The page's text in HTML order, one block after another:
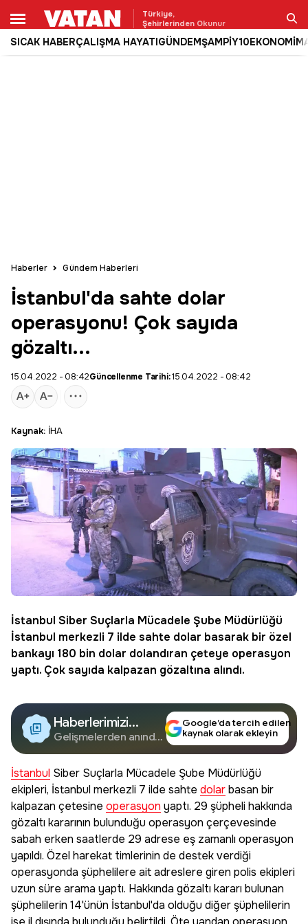
Türkiye,
Şehirlerinden Okunur
SICAK HABERÇALIŞMA HAYATIGÜNDEMŞAMPİY10EKONOMİ
Ara
Haberler Gündem Haberleri
İstanbul'da sahte dolar
operasyonu! Çok sayıda
gözaltı...
15.04.2022 - 08:42Güncellenme Tarihi:15.04.2022 - 08:42
Kaynak: İHA
İstanbul Siber Suçlarla Mücadele Şube Müdürlüğü
İstanbul merkezli 7 ilde sahte dolar basarak bir özel
bankayı 180 bin dolar dolandıran çeteye operasyon
yaptı. Çok sayıda kalpazan gözaltına alındı.
Haberlerimizi
Google'da Takip
Edin
Gelişmelerden anında
Google’da tercih edilen
kaynak olarak ekleyin
İstanbul Siber Suçlarla Mücadele Şube Müdürlüğü
ekipleri, İstanbul merkezli 7 ilde sahte dolarbasan bir
kalpazan çetesine operasyon yaptı. 29 şüpheli hakkında
gözaltı kararının bulunduğu operasyon çerçevesinde
sabah erken saatlerde 29 adrese eş zamanlı operasyon
yapıldı. Özel harekat timlerinin de destek verdiği
operasyonda şüphelilere ait adreslere giren polis ekipleri
uzun süre arama yaptı. Hakkında gözaltı kararı bulunan
şüphelilerin 14'ünün İstanbul'da olduğu diğer şüphelilerin